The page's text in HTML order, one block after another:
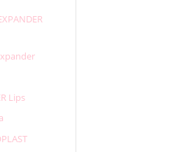
Lips